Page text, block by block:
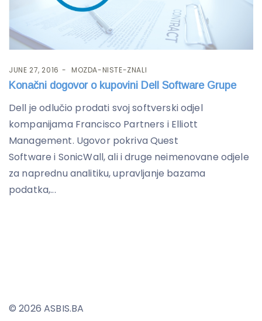
JUNE 27, 2016 MOZDA-NISTE-ZNALI
Konačni dogovor o kupovini Dell Software Grupe
Dell je odlučio prodati svoj softverski odjel
kompanijama Francisco Partners i Elliott
Management. Ugovor pokriva Quest
Software i SonicWall, ali i druge neimenovane odjele
za naprednu analitiku, upravljanje bazama
podatka,...
© 2026 ASBIS.BA